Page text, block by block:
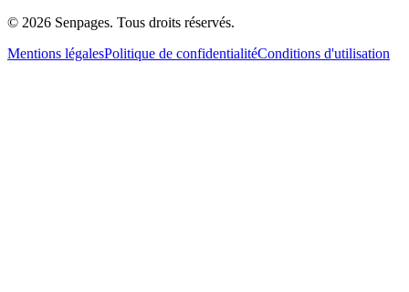
© 2026 Senpages. Tous droits réservés.
Mentions légalesPolitique de confidentialitéConditions d'utilisation